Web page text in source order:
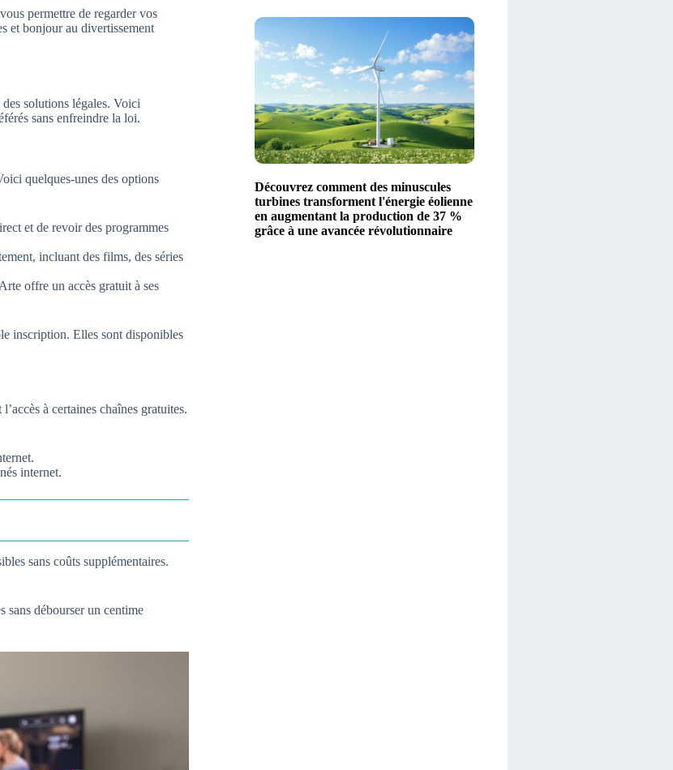
permettre de regarder vos
et bonjour au divertissement
des solutions légales. Voici
sans enfreindre la loi.
quelques-unes des options
et de revoir des programmes
incluant des films, des séries
offre un accès gratuit à ses
inscription. Elles sont disponibles
à certaines chaînes gratuites.
internet.
sans coûts supplémentaires.
sans débourser un centime
Découvrez comment des minuscules
turbines transforment l'énergie éolienne
en augmentant la production de 37 %
grâce à une avancée révolutionnaire